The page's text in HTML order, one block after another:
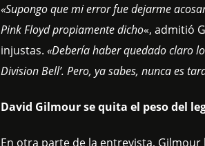
«Supongo que mi error fue dejarme
Pink Floyd propiamente dicho«, admitió
injustas. «Debería haber quedado claro
Division Bell’. Pero, ya sabes, nunca es
David Gilmour se quita el peso del
En otra parte de la entrevista,